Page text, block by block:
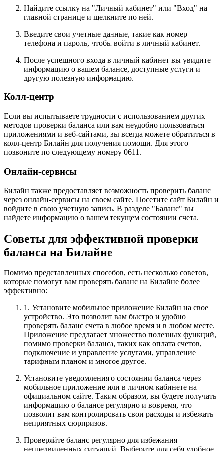
Найдите ссылку на "Личный кабинет" или "Вход" на
главной странице и щелкните по ней.
Введите свои учетные данные, такие как номер
телефона и пароль, чтобы войти в личный кабинет.
После успешного входа в личный кабинет вы увидите
информацию о вашем балансе, доступные услуги и
другую полезную информацию.
Колл-центр
Если вы испытываете трудности с использованием других
методов проверки баланса или вам неудобно пользоваться
приложениями и веб-сайтами, вы всегда можете обратиться в
колл-центр Билайн для получения помощи. Для этого
позвоните по следующему номеру 0611.
Онлайн-сервисы
Билайн также предоставляет возможность проверить баланс
через онлайн-сервисы на своем сайте. Посетите сайт Билайн и
войдите в свою учетную запись. В разделе "Баланс" вы
найдете информацию о вашем текущем состоянии счета.
Советы для эффективной проверки
баланса на Билайне
Помимо представленных способов, есть несколько советов,
которые помогут вам проверять баланс на Билайне более
эффективно:
1. Установите мобильное приложение Билайн на свое
устройство. Это позволит вам быстро и удобно
проверять баланс счета в любое время и в любом месте.
Приложение предлагает множество полезных функций,
помимо проверки баланса, таких как оплата счетов,
подключение и управление услугами, управление
тарифным планом и многое другое.
Установите уведомления о состоянии баланса через
мобильное приложение или в личном кабинете на
официальном сайте. Таким образом, вы будете получать
информацию о балансе регулярно и вовремя, что
позволит вам контролировать свои расходы и избежать
неприятных сюрпризов.
Проверяйте баланс регулярно для избежания
непредвиденных ситуаций. Выберите для себя удобное